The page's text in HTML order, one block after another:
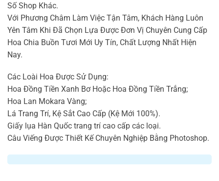
Số Shop Khác.
Với Phương Châm Làm Việc Tận Tâm, Khách Hàng Luôn
Yên Tâm Khi Đã Chọn Lựa Được Đơn Vị Chuyên Cung Cấp
Hoa Chia Buồn Tươi Mới Uy Tín, Chất Lượng Nhất Hiện
Nay.
Các Loài Hoa Được Sử Dụng:
Hoa Đồng Tiền Xanh Bơ Hoặc Hoa Đồng Tiền Trắng;
Hoa Lan Mokara Vàng;
Lá Trang Trí, Kệ Sắt Cao Cấp (Kệ Mới 100%).
Giấy lụa Hàn Quốc trang trí cao cấp các loại.
Câu Viếng Được Thiết Kế Chuyên Nghiệp Bằng Photoshop.